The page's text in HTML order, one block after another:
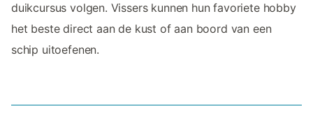
duikcursus volgen. Vissers kunnen hun favoriete hobby
het beste direct aan de kust of aan boord van een
schip uitoefenen.